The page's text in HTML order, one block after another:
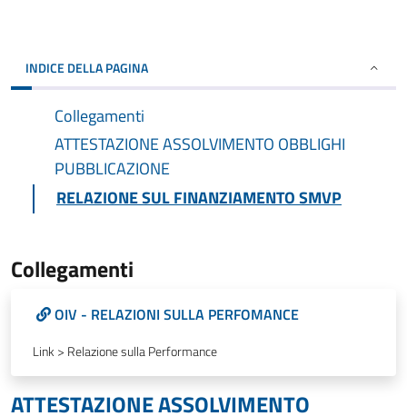
INDICE DELLA PAGINA
Collegamenti
ATTESTAZIONE ASSOLVIMENTO OBBLIGHI
PUBBLICAZIONE
RELAZIONE SUL FINANZIAMENTO SMVP
Collegamenti
OIV - RELAZIONI SULLA PERFOMANCE
Link > Relazione sulla Performance
ATTESTAZIONE ASSOLVIMENTO